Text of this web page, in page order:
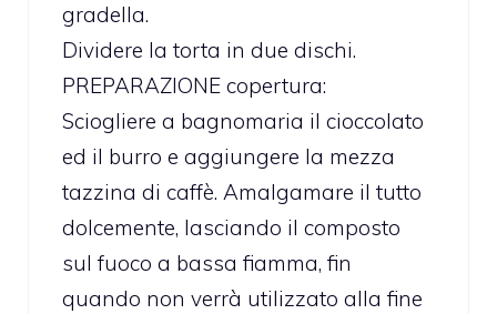
gradella.
Dividere la torta in due dischi.
PREPARAZIONE copertura:
Sciogliere a bagnomaria il cioccolato
ed il burro e aggiungere la mezza
tazzina di caffè. Amalgamare il tutto
dolcemente, lasciando il composto
sul fuoco a bassa fiamma, fin
quando non verrà utilizzato alla fine